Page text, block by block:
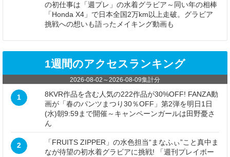
の初仕事は「週プレ」の水着グラビア～同い年の相棒
「Honda X4」で日本全国2万km以上走破。グラビア
挑戦への想いも語ったメイキング動画も
1週間のアクセスランキング
2026-08-02 ～2026-08-09集計分
1
8KVR作品を含む人気の222作品が30%OFF! FANZA動
画が「春のパンツまつり30％OFF」第2弾を明日1日
(水)朝9:59まで開催～キャンペーンガールは田野憂さ
ん
2
「FRUITS ZIPPER」の水色担当“まなふぃ”こと真中ま
なが待望の初水着グラビアに挑戦! 「週刊プレイボー